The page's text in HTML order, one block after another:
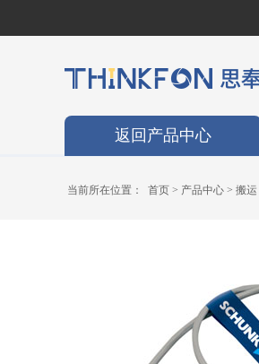
返回产品中心
当前所在位置： 首页 > 产品中心 > 搬运
今日已有 0